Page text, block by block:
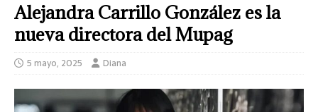
Alejandra Carrillo González es la
nueva directora del Mupag
5 mayo, 2025 Diana